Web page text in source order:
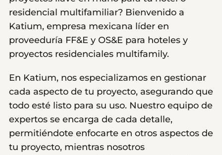
residencial multifamiliar? Bienvenido a
Katium, empresa mexicana líder en
proveeduría FF&E y OS&E para hoteles y
proyectos residenciales multifamily.
En Katium, nos especializamos en gestionar
cada aspecto de tu proyecto, asegurando que
todo esté listo para su uso. Nuestro equipo de
expertos se encarga de cada detalle,
permitiéndote enfocarte en otros aspectos de
tu proyecto, mientras nosotros